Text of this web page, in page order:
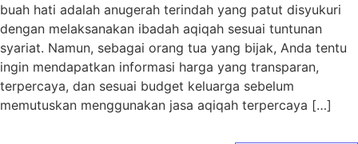
buah hati adalah anugerah terindah yang patut disyukuri
dengan melaksanakan ibadah aqiqah sesuai tuntunan
syariat. Namun, sebagai orang tua yang bijak, Anda tentu
ingin mendapatkan informasi harga yang transparan,
terpercaya, dan sesuai budget keluarga sebelum
memutuskan menggunakan jasa aqiqah terpercaya […]